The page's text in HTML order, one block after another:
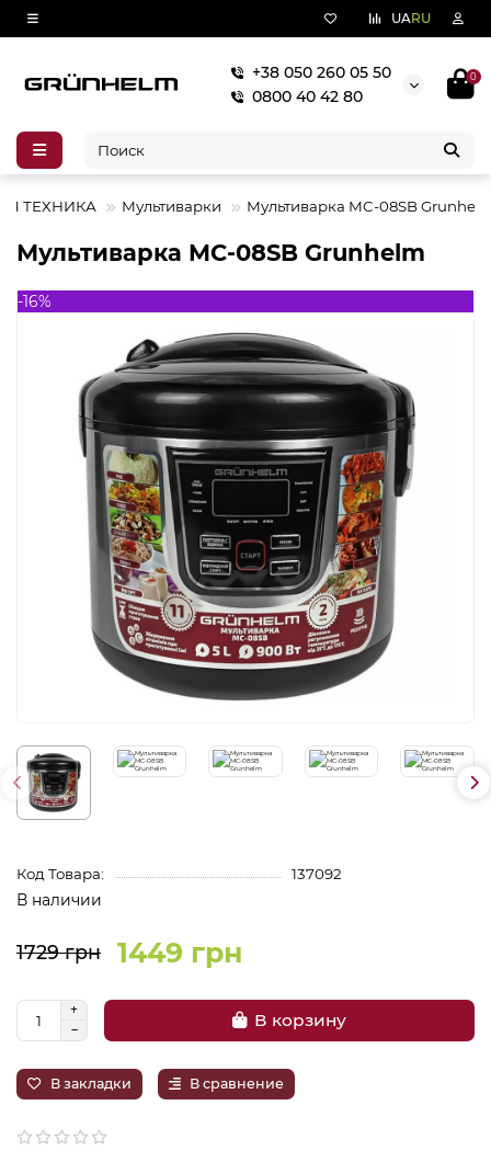
UARU
+38 050 260 05 50
0800 40 42 80
0
ТЕХНИКА Мультиварки Мультиварка MC-08SB
Мультиварка MC-08SB Grunhelm
-16%
Код Товара: 137092
В наличии
1729 грн 1449 грн
В корзину
В закладки В сравнение